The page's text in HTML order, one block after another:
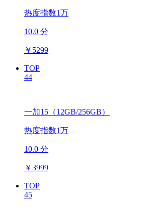
热度指数1万
10.0 分
￥ 5299
TOP
44
一加15（12GB/256GB）
热度指数1万
10.0 分
￥3999
TOP
45